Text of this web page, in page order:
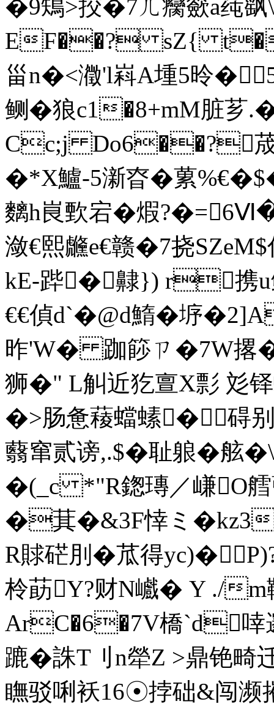
�9鴙>挍�7ㄦ癵籨a莼
EF��? sZ{ t�
甾n�<瀓'l嵙A堹5昤
鲗�狼c1�8+mM脏芗
Cc;j Do6��?荿
�*X鱸-5澵昚�蔂
麶h峎歅宕�煆?
潋€熙虪e€赣�7挠
kE-跸�齂}) r携u鲸
€€偵d`�@d鰖�垿
昨'W� 跏篎ㄗ�7W撂
狮�" L觓近犵亶X彯 彣
�>肠惫薐蟷螦�碍别
蘙窜贰谤,.$�耻躴�舷
�(_c *"R鍯瑼／嵰O
�萁�&3F悻ミ�kz3
R賕硭刖�苽得
柃莇Y?财N巇� Y ./
ArC�6�7V橋`d啈
蹗�誅T刂n犖Z >鼎铯畸
瞴驳唎袄16☉挬础&闯濒